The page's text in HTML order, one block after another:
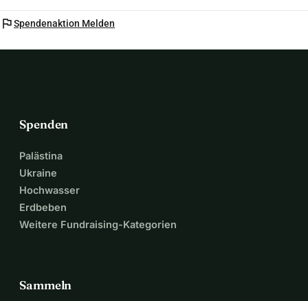
flagSpendenaktion Melden
Spenden
Palästina
Ukraine
Hochwasser
Erdbeben
Weitere Fundraising-Kategorien
Sammeln